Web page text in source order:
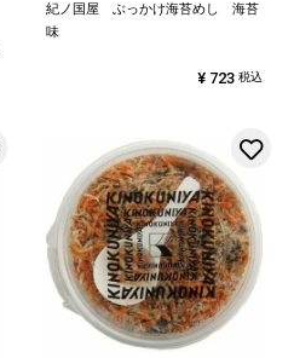
紀ノ国屋 ぶっかけ海苔めし 海苔
味
¥ 723 税込
お気に入りに登録する